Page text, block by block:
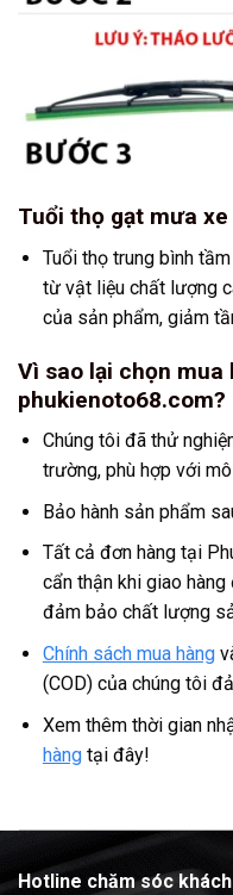
Tuổi thọ gạt mưa
Tuổi thọ trung bình
từ vật liệu chất lượng
của sản phẩm, giảm
Vì sao lại chọn mua
phukienoto68.com?
Chúng tôi đã thử
trường, phù hợp với
Bảo hành sản phẩm
Tất cả đơn hàng tại
cẩn thận khi giao
đảm bảo chất lượng
Chính sách mua hàng
(COD) của chúng tôi
Xem thêm thời gian
hàngtại đây!
Hotline chăm sóc